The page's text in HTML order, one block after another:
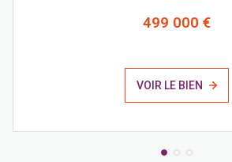
499 000 €
VOIR LE BIEN